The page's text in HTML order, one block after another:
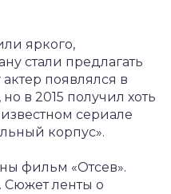
яркого,
стали предлагать
появлялся в
в 2015 получил хоть
сериале
корпус».
фильм «Отсев».
Сюжет ленты о